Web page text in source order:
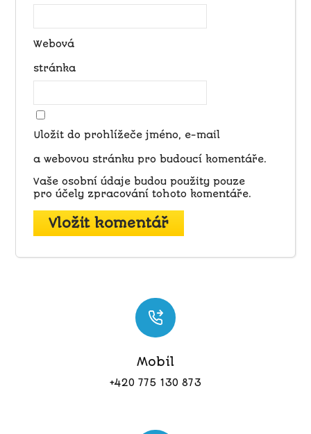
Webová
stránka
Uložit do prohlížeče jméno, e-mail
a webovou stránku pro budoucí komentáře.
Vaše osobní údaje budou použity pouze
pro účely zpracování tohoto komentáře.
Mobil
+420 775 130 873